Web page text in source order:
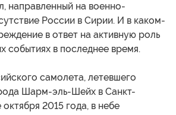
направленный на военно-
России в Сирии. И в каком-
в ответ на активную роль
событиях в последнее время.
самолета, летевшего
Шарм-эль-Шейх в Санкт-
2015 года, в небе